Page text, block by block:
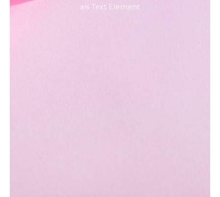
als Text Element